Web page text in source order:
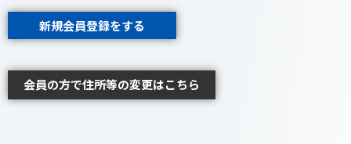
新規会員登録をする
会員の方で住所等の変更はこちら